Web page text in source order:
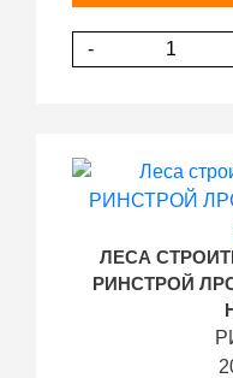
-
ЛЕСА
РИНСТРОЙ